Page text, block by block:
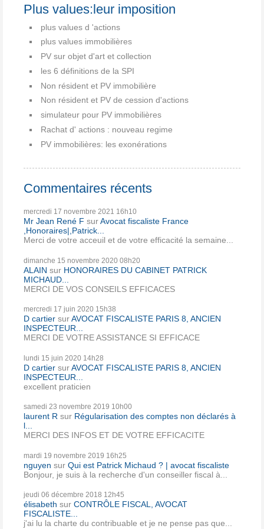
Plus values:leur imposition
plus values d 'actions
plus values immobilières
PV sur objet d'art et collection
les 6 définitions de la SPI
Non résident et PV immobilière
Non résident et PV de cession d'actions
simulateur pour PV immobilières
Rachat d' actions : nouveau regime
PV immobilières: les exonérations
Commentaires récents
mercredi 17 novembre 2021 16h10
Mr Jean René F surAvocat fiscaliste France
,Honoraires|,Patrick...
Merci de votre acceuil et de votre efficacité la semaine...
dimanche 15 novembre 2020 08h20
ALAIN sur HONORAIRES DU CABINET PATRICK
MICHAUD...
MERCI DE VOS CONSEILS EFFICACES
mercredi 17 juin 2020 15h38
D cartier surAVOCAT FISCALISTE PARIS 8, ANCIEN
INSPECTEUR...
MERCI DE VOTRE ASSISTANCE SI EFFICACE
lundi 15 juin 2020 14h28
D cartier surAVOCAT FISCALISTE PARIS 8, ANCIEN
INSPECTEUR...
excellent praticien
samedi 23 novembre 2019 10h00
laurent R sur Régularisation des comptes non déclarés à
l...
MERCI DES INFOS ET DE VOTRE EFFICACITE
mardi 19 novembre 2019 16h25
nguyen sur Qui est Patrick Michaud ? | avocat fiscaliste
Bonjour, je suis à la recherche d'un conseiller fiscal à...
jeudi 06 décembre 2018 12h45
élisabeth sur CONTRÔLE FISCAL, AVOCAT
FISCALISTE...
j'ai lu la charte du contribuable et je ne pense pas que...